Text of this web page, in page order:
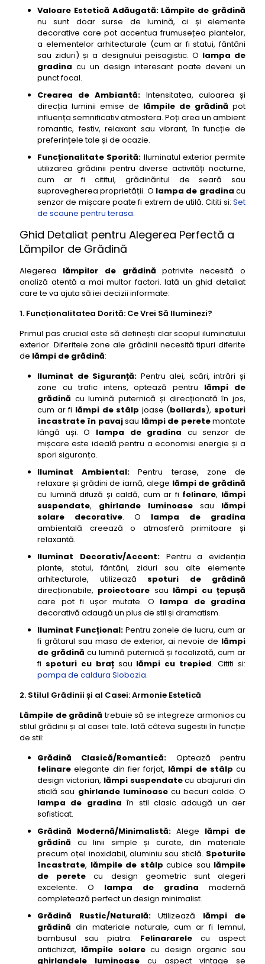
incastrat
22- lampi de gradina Trio Leuchten Set solar LED
23- lampi de gradina Brilliant Malaga stalp exterior
24- lampi de gradina Lutec Cubo aplica exterior
LED
25- lampi de gradina Konstsmide Garda aplica
exterior cu senzor
26- lampi de gradina Steinel L 620 CAM WiFi
camera si lumina
27- lampi de gradina Philips Hue Calla piedestal
exterior inteligent
28- lampi de gradina Eglo Laredo aplica exterior
cu senzor
29- lampi de gradina Osram Smart+ Plug exterior
inteligent
30- lampi de gradina Steinel XSolar L-S 2 LED cu
senzor solar
31- lampi de gradina Philips MyGarden Creek
aplica exterior
32- lampi de gradina Eglo Troja stalp exterior
33- lampi de gradina Paulmann Neordic Rurik
34- lampi de gradina Lutec Orion spot exterior LED
35- lampi de gradina Konstsmide Bari aplica
36- lampi de gradina Steinel GL 60 LED cu senzor
de miscare
37- lampi de gradina Philips Hue Impress
piedestal exterior inteligent
38- lampi de gradina Eglo Riga aplica exterior
39- lampi de gradina Osram LEDvance Endura
Classic Lantern aplica
40- lampi de gradina Steinel IS 180-2 senzor de
miscare exterior
41- lampi de gradina Globo Lighting Solar cu efect
de flacara
42- lampi de gradina Paulmann Plug & Shine
Garden Spike Mini
43- lampi de gradina Trio Lighting Solar cu design
de felinar
44- lampi de gradina Brilliant Narvik stalp exterior
cu senzor
45- lampi de gradina Lutec Snake spot exterior
flexibil LED
46- lampi de gradina Konstsmide Modena stalp
exterior
LED
48- lampi de gradina Philips Hue Daylo aplica
exterior inteligent
cu aspect de lanterna
50- lampi de gradina Osram LEDvance Endura
Flood Sensor proiector LED
Valoare Estetică Adăugată: Lămpile de grădină
nu sunt doar surse de lumină, ci și elemente
decorative care pot accentua frumusețea plantelor,
a elementelor arhitecturale (cum ar fi statui, fântâni
sau ziduri) și a designului peisagistic. O lampa de
gradina cu un design interesant poate deveni un
punct focal.
Crearea de Ambiantă: Intensitatea, culoarea și
direcția luminii emise de lămpile de grădină pot
influența semnificativ atmosfera. Poți crea un ambient
romantic, festiv, relaxant sau vibrant, în funcție de
preferințele tale și de ocazie.
Funcționalitate Sporită: Iluminatul exterior permite
utilizarea grădinii pentru diverse activități nocturne,
cum ar fi cititul, grădinăritul de seară sau
supravegherea proprietății. O lampa de gradina cu
senzor de mișcare poate fi extrem de utilă. Cititi si: Set
de scaune pentru terasa.
Ghid Detaliat pentru Alegerea Perfectă a
Lămpilor de Grădină
Alegerea lămpilor de grădină potrivite necesită o
analiză atentă a mai multor factori. Iată un ghid detaliat
care te va ajuta să iei decizii informate:
1. Funcționalitatea Dorită: Ce Vrei Să Iluminezi?
Primul pas crucial este să definești clar scopul iluminatului
exterior. Diferitele zone ale grădinii necesită tipuri diferite
de lămpi de grădină:
Iluminat de Siguranță: Pentru alei, scări, intrări și
zone cu trafic intens, optează pentru lămpi de
grădină cu lumină puternică și direcționată în jos,
cum ar fi lămpi de stâlp joase (bollards), spoturi
încastrate în pavajsau lămpi de peretemontate
lângă uși. O lampa de gradina cu senzor de
mișcare este ideală pentru a economisi energie și a
spori siguranța.
Iluminat Ambiental: Pentru terase, zone de
relaxare și grădini de iarnă, alege lămpi de grădină
cu lumină difuză și caldă, cum ar fi felinare, lămpi
suspendate, ghirlande luminoase sau lămpi
solare decorative. O lampa de gradina
ambientală creează o atmosferă primitoare și
relaxantă.
Iluminat Decorativ/Accent:Pentru a evidenția
plante, statui, fântâni, ziduri sau alte elemente
arhitecturale, utilizează spoturi de grădină
direcționabile, proiectoare sau lămpi cu țepușă
care pot fi ușor mutate. O lampa de gradina
decorativă adaugă un plus de stil și dramatism.
Iluminat Funcțional: Pentru zonele de lucru, cum ar
fi grătarul sau masa de exterior, ai nevoie de lămpi
de grădină cu lumină puternică și focalizată, cum ar
fi spoturi cu brațsau lămpi cu trepied. Cititi si:
pompa de caldura Slobozia.
2. Stilul Grădinii și al Casei: Armonie Estetică
Lămpile de grădină trebuie să se integreze armonios cu
stilul grădinii și al casei tale. Iată câteva sugestii în funcție
de stil:
Grădină Clasică/Romantică: Optează pentru
felinare elegante din fier forjat, lămpi de stâlp cu
design victorian, lămpi suspendatecu abajururi din
sticlă sau ghirlande luminoasecu becuri calde. O
lampa de gradina în stil clasic adaugă un aer
sofisticat.
Grădină Modernă/Minimalistă: Alege lămpi de
grădină cu linii simple și curate, din materiale
precum oțel inoxidabil, aluminiu sau sticlă. Spoturile
încastrate, lămpile de stâlp cubice sau lămpile
de perete cu design geometric sunt alegeri
excelente. O lampa de gradina modernă
completează perfect un design minimalist.
Grădină Rustic/Naturală:Utilizează lămpi de
grădină din materiale naturale, cum ar fi lemnul,
bambusul sau piatra. Felinararele cu aspect
antichizat, lămpile solarecu design organic sau
ghirlandele luminoase cu aspect vintage se